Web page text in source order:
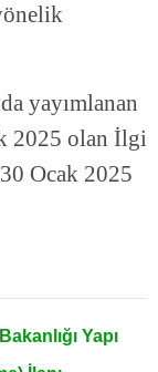
yayımlanan
2025 olan İlgi
Ocak 2025
Yapı